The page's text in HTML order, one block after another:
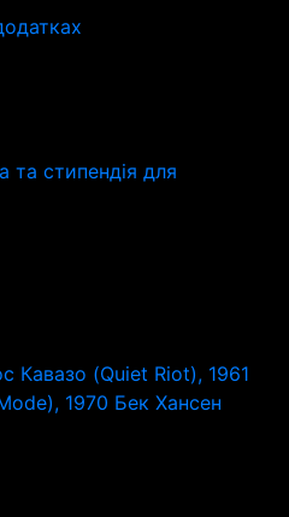
та стипендія для
Кавазо (Quiet Riot), 1961
1970 Бек Хансен